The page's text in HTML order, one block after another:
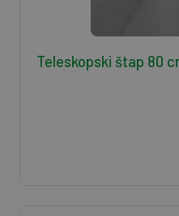
Teleskopski štap 80